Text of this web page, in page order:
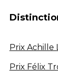
Prix Achille
Prix Félix